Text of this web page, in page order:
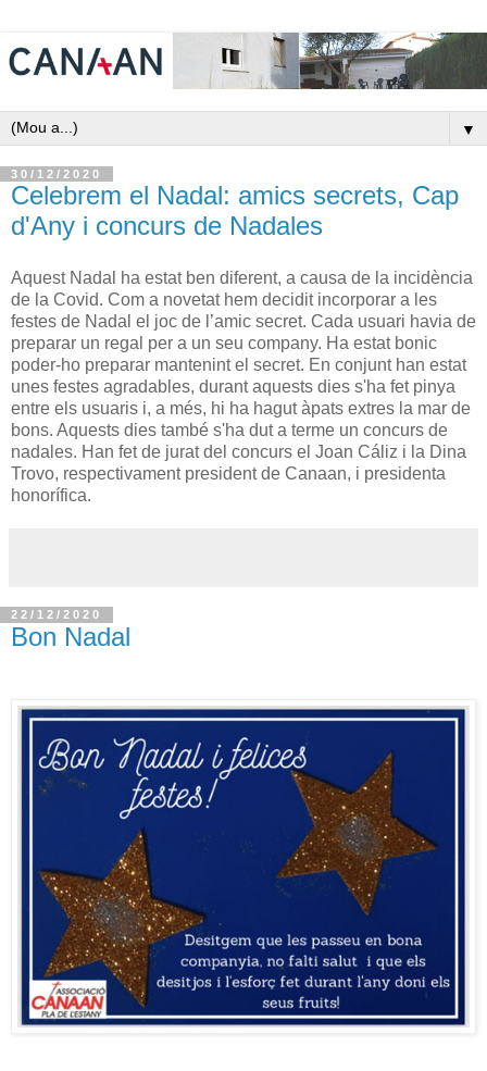
▼
30/12/2020
Celebrem el Nadal: amics secrets, Cap
d'Any i concurs de Nadales
Aquest Nadal ha estat ben diferent, a causa de la incidència
de la Covid. Com a novetat hem decidit incorporar a les
festes de Nadal el joc de l’amic secret. Cada usuari havia de
preparar un regal per a un seu company. Ha estat bonic
poder-ho preparar mantenint el secret. En conjunt han estat
unes festes agradables, durant aquests dies s'ha fet pinya
entre els usuaris i, a més, hi ha hagut àpats extres la mar de
bons. Aquests dies també s'ha dut a terme un concurs de
nadales. Han fet de jurat del concurs el Joan Cáliz i la Dina
Trovo, respectivament president de Canaan, i presidenta
honorífica.
22/12/2020
Bon Nadal